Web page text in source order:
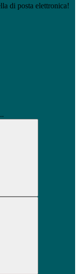
di posta elettronica!